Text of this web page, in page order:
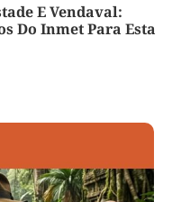
E Vendaval:
Do Inmet Para Esta